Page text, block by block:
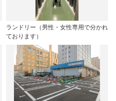
ランドリー（男性・女性専用で分かれ
ております）